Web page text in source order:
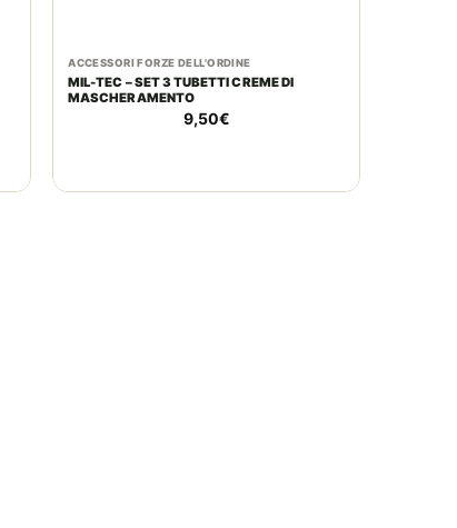
ACCESSORI FORZE DELL'ORDINE
MIL-TEC – SET 3 TUBETTI CREME DI
MASCHERAMENTO
9,50€